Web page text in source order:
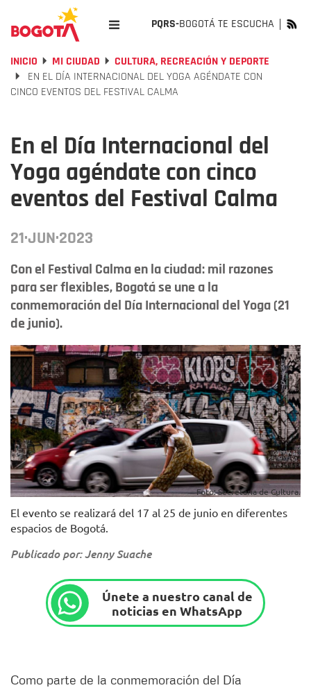
PQRS-BOGOTÁ TE ESCUCHA
INICIO MI CIUDAD
CULTURA, RECREACIÓN Y DEPORTE
EN EL DÍA INTERNACIONAL DEL YOGA AGÉNDATE CON
CINCO EVENTOS DEL FESTIVAL CALMA
En el Día Internacional del
Yoga agéndate con cinco
eventos del Festival Calma
21·JUN·2023
Con el Festival Calma en la ciudad: mil razones
para ser flexibles, Bogotá se une a la
conmemoración del Día Internacional del Yoga (21
de junio).
Foto: Secretaría de Cultura.
El evento se realizará del 17 al 25 de junio en diferentes
espacios de Bogotá.
Publicado por: Jenny Suache
Únete a nuestro canal de
noticias en WhatsApp
Como parte de la conmemoración del Día